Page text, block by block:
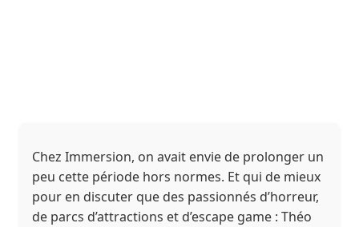
Chez Immersion, on avait envie de prolonger un
peu cette période hors normes. Et qui de mieux
pour en discuter que des passionnés d’horreur,
de parcs d’attractions et d’escape game : Théo